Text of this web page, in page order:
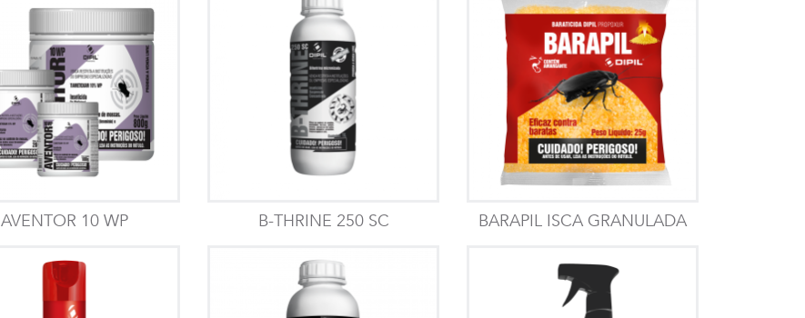
AVENTOR 10 WP B-THRINE 250 SC BARAPIL ISCA GRANULADA